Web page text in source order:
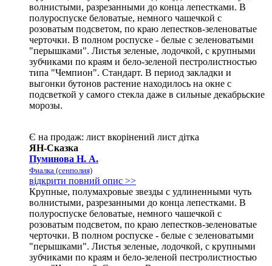
волнистыми, разрезанными до конца лепестками. В
полуроспуске беловатые, немного чашечкой с
розоватым подсветом, по краю лепестков-зеленоватые
черточки. В полном роспуске - белые с зеленоватыми
"перышками". Листья зеленые, лодочкой, с крупными
зубчиками по краям и бело-зеленой пестролистностью
типа "Чемпион". Стандарт. В период закладки и
выгонки бутонов растение находилось на окне с
подсветкой у самого стекла даже в сильные декабрьские
морозы.
Є на продаж: лист вкорінений лист дітка
ЯН-Сказка
Пуминова Н. А.
Фиалка (сенполия)
відкрити повний опис >>
Крупные, полумахровые звезды с удлиненными чуть
волнистыми, разрезанными до конца лепестками. В
полуроспуске беловатые, немного чашечкой с
розоватым подсветом, по краю лепестков-зеленоватые
черточки. В полном роспуске - белые с зеленоватыми
"перышками". Листья зеленые, лодочкой, с крупными
зубчиками по краям и бело-зеленой пестролистностью